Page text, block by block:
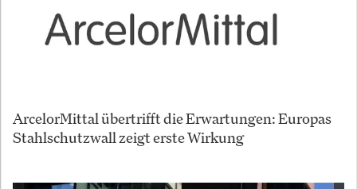
ArcelorMittal übertrifft die Erwartungen: Europas
Stahlschutzwall zeigt erste Wirkung